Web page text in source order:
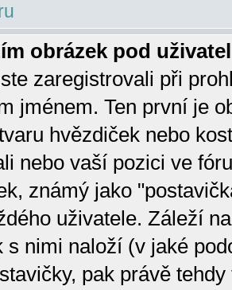
obrázek pod
zaregistrovali při
jménem. Ten první je
hvězdiček nebo
nebo vaší pozici ve
známý jako
uživatele. Záleží
s nimi naloží (v jaké
pak právě